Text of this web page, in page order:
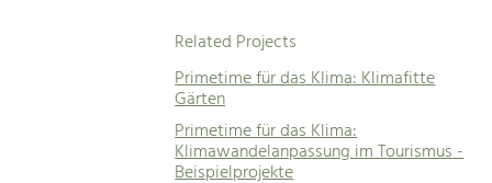
Related Projects
Primetime für das Klima: Klimafitte
Gärten
Primetime für das Klima:
Klimawandelanpassung im Tourismus -
Beispielprojekte